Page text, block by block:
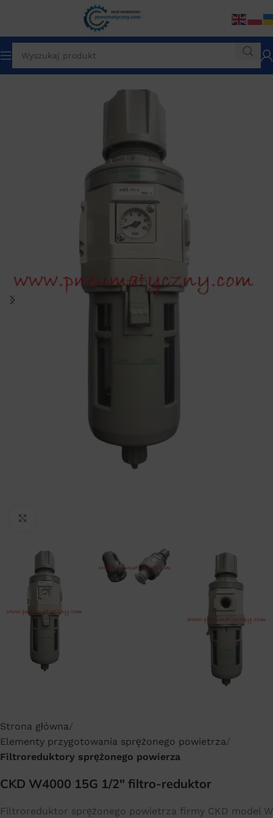
Strona główna
Elementy przygotowania sprężonego powietrza
Filtroreduktory sprężonego powierza
CKD W4000 15G 1/2″ filtro-reduktor
Filtroreduktor sprężonego powietrza firmy CKD model W